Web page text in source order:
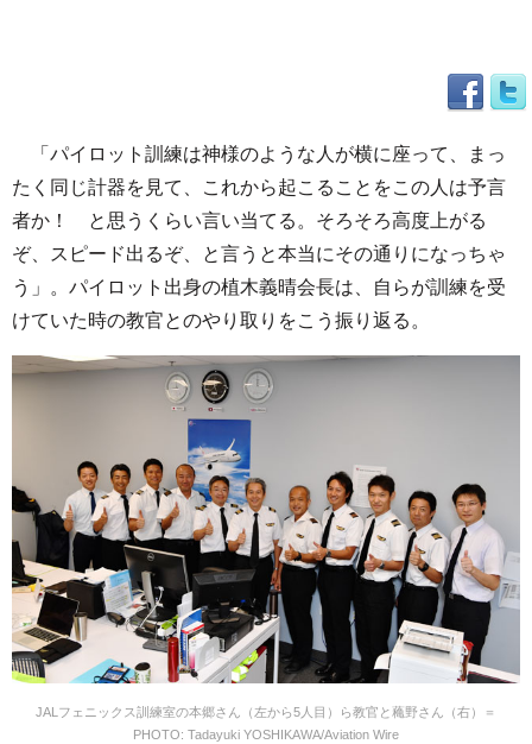
「パイロット訓練は神様のような人が横に座って、まっ
たく同じ計器を見て、これから起こることをこの人は予言
者か！ と思うくらい言い当てる。そろそろ高度上がる
ぞ、スピード出るぞ、と言うと本当にその通りになっちゃ
う」。パイロット出身の植木義晴会長は、自らが訓練を受
けていた時の教官とのやり取りをこう振り返る。
JALフェニックス訓練室の本郷さん（左から5人目）ら教官と蘒野さん（右）＝
PHOTO: Tadayuki YOSHIKAWA/Aviation Wire